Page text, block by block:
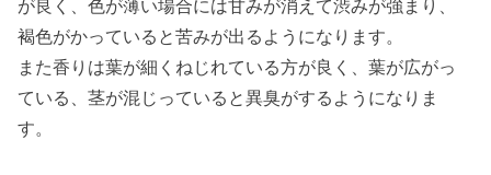
が良く、色が薄い場合には甘みが消えて渋みが強まり、
褐色がかっていると苦みが出るようになります。
また香りは葉が細くねじれている方が良く、葉が広がっ
ている、茎が混じっていると異臭がするようになりま
す。